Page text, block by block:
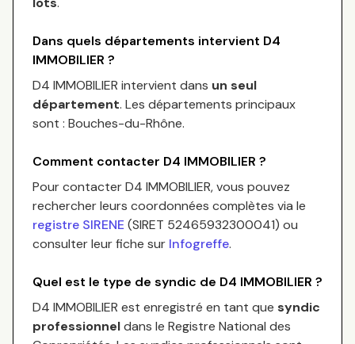
Dans quels départements intervient D4
IMMOBILIER ?
D4 IMMOBILIER intervient dans un seul
département. Les départements principaux
sont : Bouches-du-Rhône.
Comment contacter D4 IMMOBILIER ?
Pour contacterD4 IMMOBILIER, vous pouvez
rechercher leurs coordonnées complètes via le
registre SIRENE (SIRET 52465932300041) ou
consulter leur fiche sur Infogreffe.
Quel est le type de syndic de D4 IMMOBILIER ?
D4 IMMOBILIER est enregistré en tant que syndic
professionneldans le Registre National des